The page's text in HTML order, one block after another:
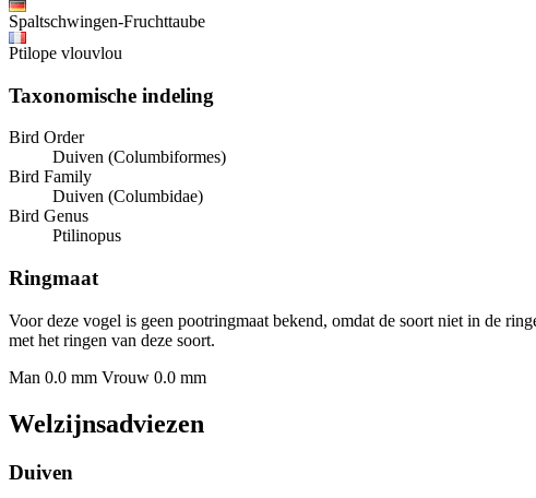
Spaltschwingen-Fruchttaube
Ptilope vlouvlou
Taxonomische indeling
Bird Order
Duiven (Columbiformes)
Bird Family
Duiven (Columbidae)
Bird Genus
Ptilinopus
Ringmaat
Voor deze vogel is geen pootringmaat bekend, omdat de soort niet in de
met het ringen van deze soort.
Man 0.0 mm Vrouw 0.0 mm
Welzijnsadviezen
Duiven